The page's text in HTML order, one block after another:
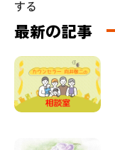
する
最新の記事